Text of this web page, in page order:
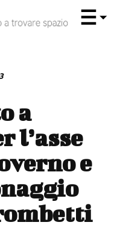
a
l’asse
e